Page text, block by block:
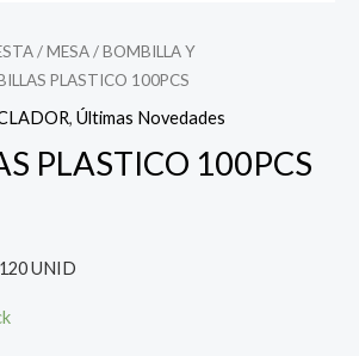
/MESA/BOMBILLA Y
PLASTICO 100PCS
, Últimas Novedades
PLASTICO 100PCS
UNID